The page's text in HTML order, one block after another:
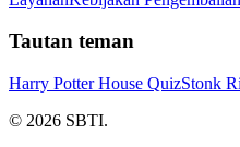
Tautan teman
Harry Potter House QuizStonk
© 2026 SBTI.